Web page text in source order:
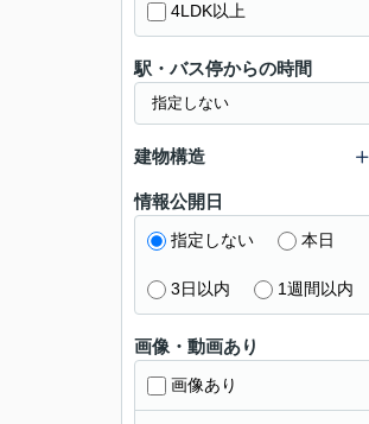
4LDK以上
駅・バス停からの時間
建物構造
情報公開日
指定しない 本日
3日以内 1週間以内
画像・動画あり
画像あり